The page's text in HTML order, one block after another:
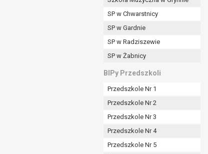
SP w Chwarstnicy
SP w Gardnie
SP w Radziszewie
SP w Żabnicy
BIPy Przedszkoli
Przedszkole Nr 1
Przedszkole Nr 2
Przedszkole Nr 3
Przedszkole Nr 4
Przedszkole Nr 5
i nie ma innej podstawy prawnej
prawidłowość tych danych,
lub dochodzenia roszczeń,